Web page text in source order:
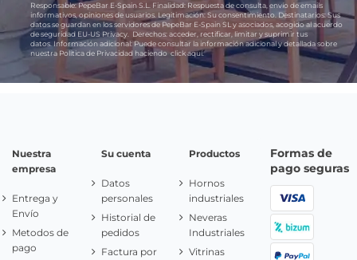
Responsable:PepeBar E-Spain S.L. Finalidad: Respuesta de consulta, envío de emails
informativos, opiniones de usuarios. Legitimación: Su consentimiento. Destinatarios: Sus
datos se guardan en los servidores de PepeBar E-Spain SL y asociados, acogido al acuerdo
de seguridad EU-US Privacy.
Derechos: acceder, rectificar, limitar y suprimir tus
datos. Información adicional:Puede consultar la información adicional y detallada sobre
nuestra Política de Privacidad haciendoclick aquí.
Nuestra
empresa
Entrega y
Envío
Metodos de
pago
Su cuenta
Datos
personales
Historial de
pedidos
Factura por
Productos
Hornos
industriales
Neveras
Industriales
Vitrinas
Formas de
pago seguras